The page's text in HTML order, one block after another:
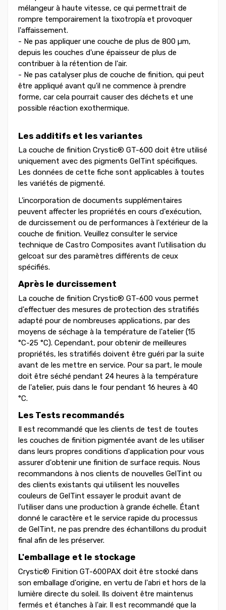
mélangeur à haute vitesse, ce qui permettrait de
rompre temporairement la tixotropía et provoquer
l'affaissement.
- Ne pas appliquer une couche de plus de 800 µm,
depuis les couches d'une épaisseur de plus de
contribuer à la rétention de l'air.
- Ne pas catalyser plus de couche de finition, qui peut
être appliqué avant qu'il ne commence à prendre
forme, car cela pourrait causer des déchets et une
possible réaction exothermique.
Les additifs et les variantes
La couche de finition Crystic® GT-600 doit être utilisé
uniquement avec des pigments GelTint spécifiques.
Les données de cette fiche sont applicables à toutes
les variétés de pigmenté.
L'incorporation de documents supplémentaires
peuvent affecter les propriétés en cours d'exécution,
de durcissement ou de performances à l'extérieur de la
couche de finition. Veuillez consulter le service
technique de Castro Composites avant l'utilisation du
gelcoat sur des paramètres différents de ceux
spécifiés.
Après le durcissement
La couche de finition Crystic® GT-600 vous permet
d'effectuer des mesures de protection des stratifiés
adapté pour de nombreuses applications, par des
moyens de séchage à la température de l'atelier (15
°C-25 °C). Cependant, pour obtenir de meilleures
propriétés, les stratifiés doivent être guéri par la suite
avant de les mettre en service. Pour sa part, le moule
doit être séché pendant 24 heures à la température
de l'atelier, puis dans le four pendant 16 heures à 40
°C.
Les Tests recommandés
Il est recommandé que les clients de test de toutes
les couches de finition pigmentée avant de les utiliser
dans leurs propres conditions d'application pour vous
assurer d'obtenir une finition de surface requis. Nous
recommandons à nos clients de nouvelles GelTint ou
des clients existants qui utilisent les nouvelles
couleurs de GelTint essayer le produit avant de
l'utiliser dans une production à grande échelle. Étant
donné le caractère et le service rapide du processus
de GelTint, ne pas prendre des échantillons du produit
final afin de les préserver.
L'emballage et le stockage
Crystic® Finition GT-600PAX doit être stocké dans
son emballage d'origine, en vertu de l'abri et hors de la
lumière directe du soleil. Ils doivent être maintenus
fermés et étanches à l'air. Il est recommandé que la